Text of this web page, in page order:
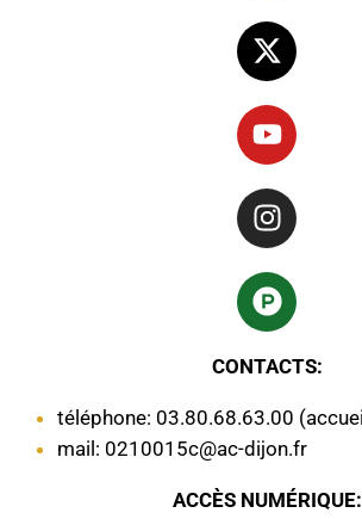
CONTACTS:
téléphone: 03.80.68.63.00
mail: 0210015c@ac-dijon.fr
ACCÈS NUMÉRIQUE: